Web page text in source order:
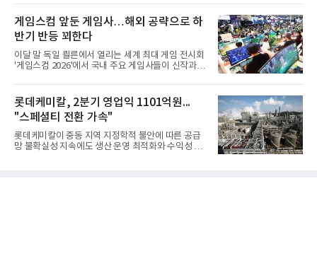
이뤄졌다. 이후 2012년 한국형 구축함(KDX-1) 이상
의 함정에 실전 배치됐다.그해 7월 해군은 동해상에서
성능 검증을 위해 홍상어 시험발사를 실시했다. 이때
홍상어가 목표 지점에서 입수한 후 표적을 타격하지
못하고 물속에서 멈춰버리는 예상 밖의 일이 벌어졌
다. 2차 품질확인 사격 시험에서도 만족스러운 결과를
얻지 못했다. 완벽한 신뢰성 확보를 위해 LIG넥스원은
분야를
게임스컴 앞둔 게임사…해외 공략으로 하
반기 반등 꾀한다
이달 말 독일 쾰른에서 열리는 세계 최대 게임 전시회
'게임스컴 2026'에서 국내 주요 게임사들이 신작과 글
체별로 엇갈린 가운데 하반기 신작 흥행과 해외 시장
성과가 실적을 좌우할 핵심 변수로 떠오르고 있다.8일
업계에 따르면 올해 상반기 게임업계는 기업별 성적
표가 크게 갈렸다. 대표적으로 크래프톤은 'PUBG: 배
틀그라운드'의 안정적인 성장에 힘입어 상반기 연결
기준 매출 2조6616억원, 영업이익 9725억원으로 역
대 최대 실적을 기록했다. 엔씨도 올해 출시한 '아이온
롯데케미칼, 2분기 영업익 1101억원...
"스페셜티 전환 가속"
롯데케미칼이 중동 지역 지정학적 불안에 따른 공급
망 불확실성 지속에도 생산 운영 최적화와 수익성 중